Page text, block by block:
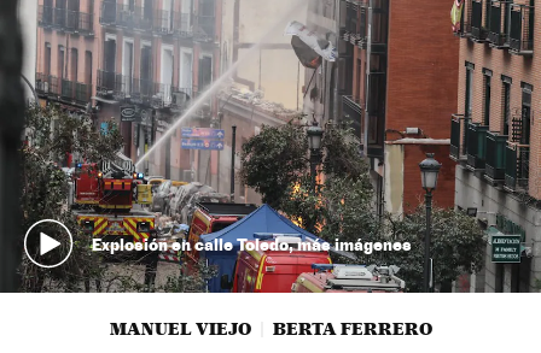
Explosión en calle Toledo, más imágenes
MANUEL VIEJO BERTA FERRERO